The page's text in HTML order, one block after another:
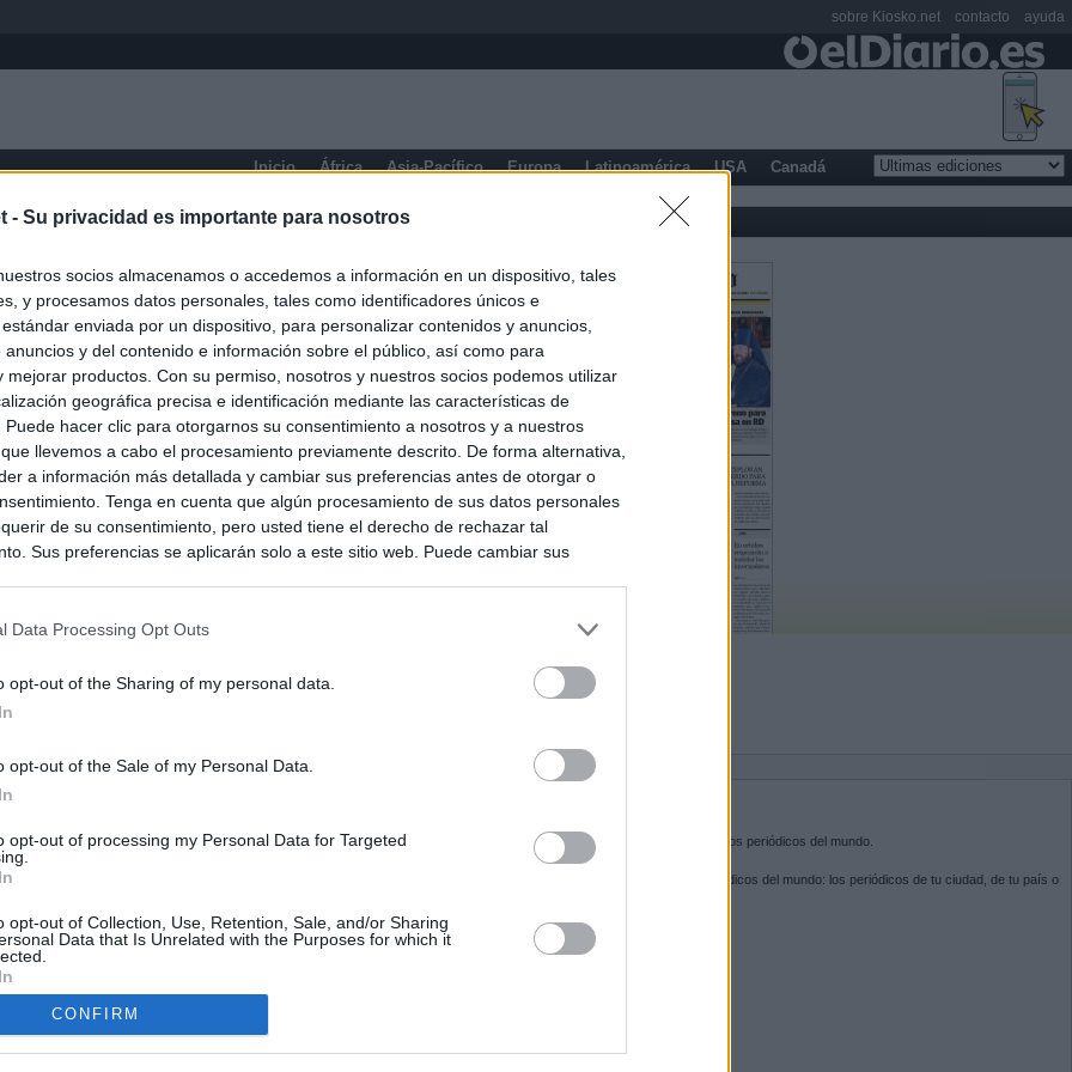
- Su privacidad es importante para nosotros
socios almacenamos o accedemos a información en un dispositivo, tales
y procesamos datos personales, tales como identificadores únicos e
enviada por un dispositivo, para personalizar contenidos y anuncios,
anuncios y del contenido e información sobre el público, así como para
mejorar productos. Con su permiso, nosotros y nuestros socios podemos utilizar
geográfica precisa e identificación mediante las características de
Puede hacer clic para otorgarnos su consentimiento a nosotros y a nuestros
llevemos a cabo el procesamiento previamente descrito. De forma alternativa,
a información más detallada y cambiar sus preferencias antes de otorgar o
Tenga en cuenta que algún procesamiento de sus datos personales
de su consentimiento, pero usted tiene el derecho de rechazar tal
Sus preferencias se aplicarán solo a este sitio web. Puede cambiar sus
Data Processing Opt Outs
opt-out of the Sharing of my personal data.
opt-out of the Sale of my Personal Data.
opt-out of processing my Personal Data for Targeted
opt-out of Collection, Use, Retention, Sale, and/or Sharing
Data that Is Unrelated with the Purposes for which it
CONFIRM
Inicio África Asia-Pacífico Europa Latinoamérica USA Canadá
de Ayuso de las instituciones de la Comunidad de Madrid
no logró venderlo
con Meloni y entra al choque con Italia tras calmar al resto de
en la crisis entre España e Italia: “Es ridículo que
Kiosko.net es la puerta de entrada a los periódicos del mundo.
Navega por las portadas de los periódicos del mundo: los periódicos de tu ciudad, de tu país o
SÍGUENOS
sobre Kiosko.net contacto ayuda